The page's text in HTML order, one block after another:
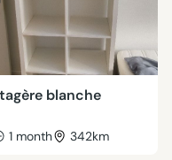
blanche
1 month 342km